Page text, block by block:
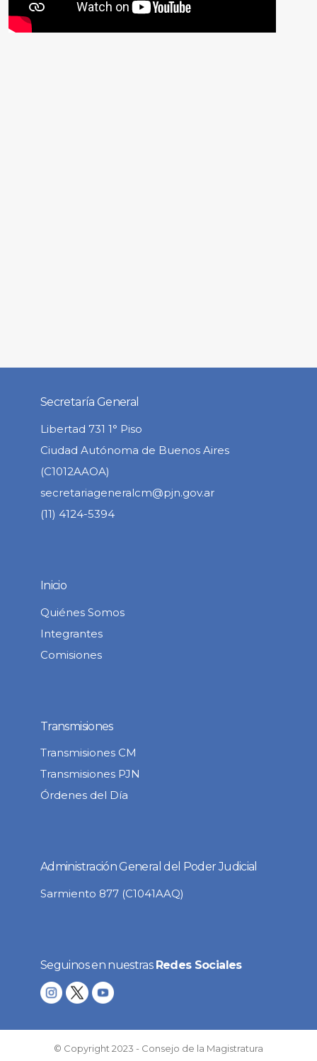
Secretaría General
Libertad 731 1° Piso
Ciudad Autónoma de Buenos Aires
(C1012AAOA)
secretariageneralcm@pjn.gov.ar
(11) 4124-5394
Inicio
Quiénes Somos
Integrantes
Comisiones
Transmisiones
Transmisiones CM
Transmisiones PJN
Órdenes del Día
Administración General del Poder Judicial
Sarmiento 877 (C1041AAQ)
Seguinos en nuestras Redes Sociales
© Copyright 2023 - Consejo de la Magistratura